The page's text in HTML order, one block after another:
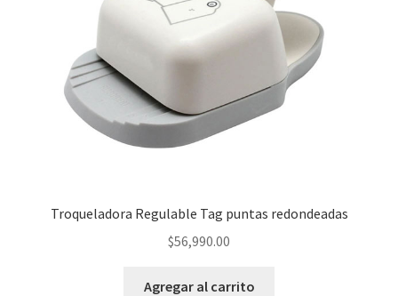
Cambios y devoluciones
Troqueladora Regulable Tag puntas redondeadas
$56,990.00
Agregar al carrito